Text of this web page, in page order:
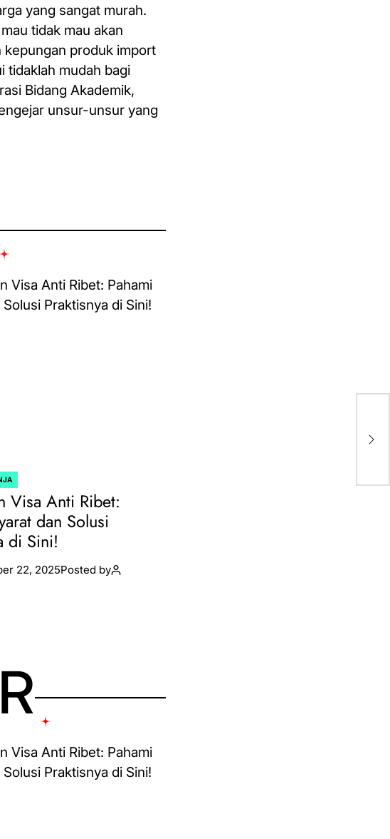
yang sangat murah.
tidak mau akan
kepungan produk import
tidaklah mudah bagi
Bidang Akademik,
unsur-unsur yang
Visa Anti Ribet:
dan Solusi
di Sini!
22, 2025Posted by